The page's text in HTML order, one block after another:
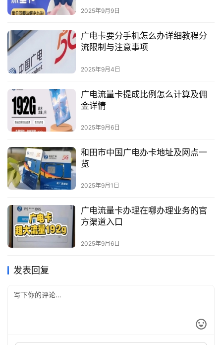
2025年9月9日
广电卡要分手机怎么办详细教程分
流限制与注意事项
2025年9月4日
广电流量卡提成比例怎么计算及佣
金详情
2025年9月6日
和田市中国广电办卡地址及网点一
览
2025年9月1日
广电流量卡办理在哪办理业务的官
方渠道入口
2025年9月6日
发表回复